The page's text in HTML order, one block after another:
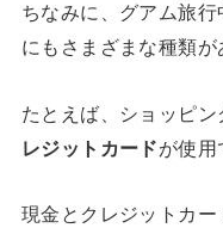
ちなみに、グアム旅
にもさまざまな種類が
たとえば、ショッピン
レジットカードが使用
現金とクレジットカ